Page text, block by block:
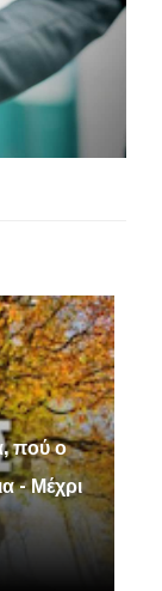
πού ο
- Μέχρι